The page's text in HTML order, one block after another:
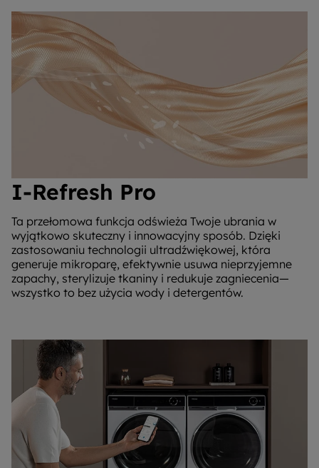
I-Refresh Pro
Ta przełomowa funkcja odświeża Twoje ubrania w
wyjątkowo skuteczny i innowacyjny sposób. Dzięki
zastosowaniu technologii ultradźwiękowej, która
generuje mikroparę, efektywnie usuwa nieprzyjemne
zapachy, sterylizuje tkaniny i redukuje zagniecenia—
wszystko to bez użycia wody i detergentów.